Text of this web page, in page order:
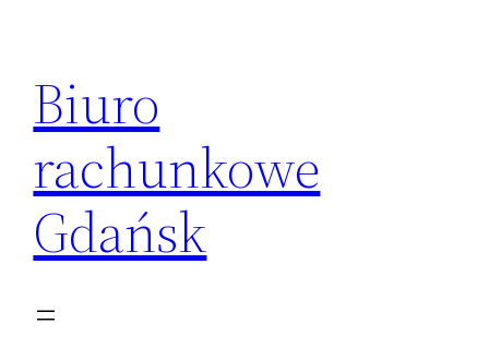
treści
Biuro
rachunkowe
Gdańsk